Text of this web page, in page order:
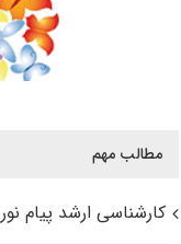
مطالب مهم
کارشناسی ارشد پیام نور